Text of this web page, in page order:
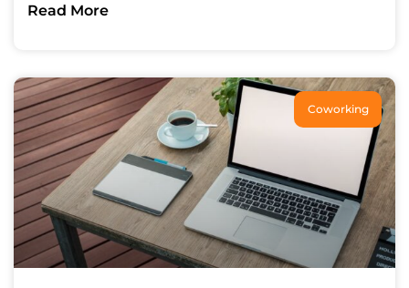
Read More
Coworking